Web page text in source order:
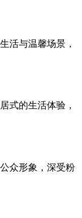
活与温馨场景，
式的生活体验，
众形象，深受粉